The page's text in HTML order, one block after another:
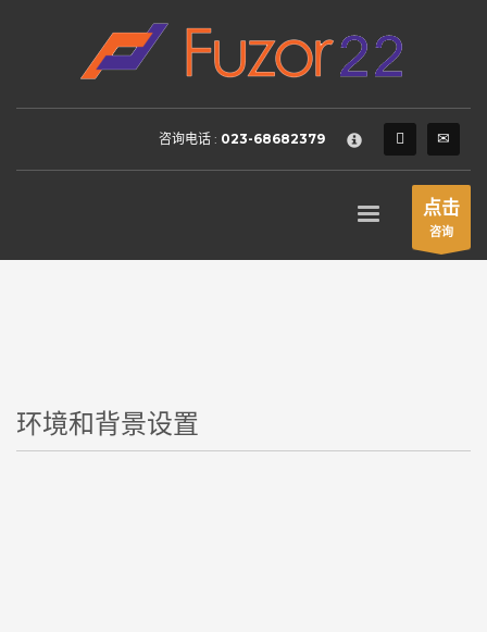
HOW TO SHOP
Login or create new account.
2 Review your order.
FREEshipment
If you still have problems, please let us know, by sending an
SHOWROOM HOURS
咨询电话 : 023-68682379
点击
咨询
环境和背景设置